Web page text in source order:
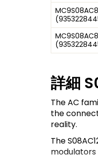
(
(
詳細
The AC
the
reality.
The
modulators